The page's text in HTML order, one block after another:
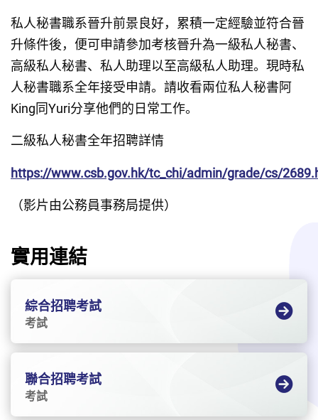
私人秘書職系晉升前景良好，累積一定經驗並符合晉
升條件後，便可申請參加考核晉升為一級私人秘書、
高級私人秘書、私人助理以至高級私人助理。現時私
人秘書職系全年接受申請。請收看兩位私人秘書阿
King同Yuri分享他們的日常工作。
二級私人秘書全年招聘詳情
https://www.csb.gov.hk/tc_chi/admin/grade/cs/
（影片由公務員事務局提供）
實用連結
綜合招聘考試
考試
聯合招聘考試
考試